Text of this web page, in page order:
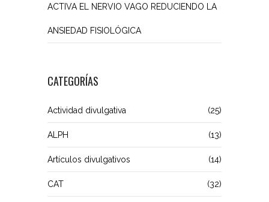
ACTIVA EL NERVIO VAGO REDUCIENDO LA
ANSIEDAD FISIOLÓGICA
CATEGORÍAS
Actividad divulgativa (25)
ALPH (13)
Artículos divulgativos (14)
CAT (32)